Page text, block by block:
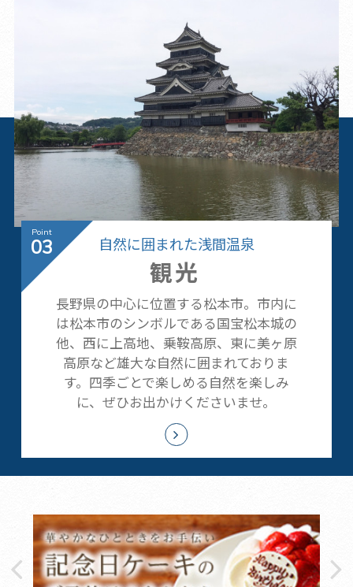
03 自然に囲まれた浅間温泉
観光
長野県の中心に位置する松本市。市内に
は松本市のシンボルである国宝松本城の
他、西に上高地、乗鞍高原、東に美ヶ原
高原など雄大な自然に囲まれておりま
す。四季ごとで楽しめる自然を楽しみ
に、ぜひお出かけくださいませ。